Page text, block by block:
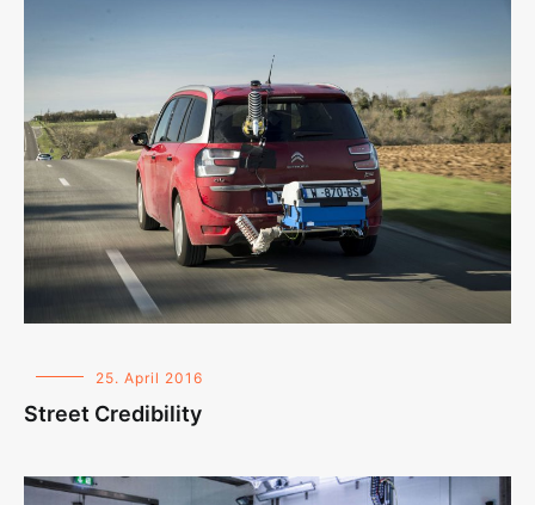
25. April 2016
Street Credibility